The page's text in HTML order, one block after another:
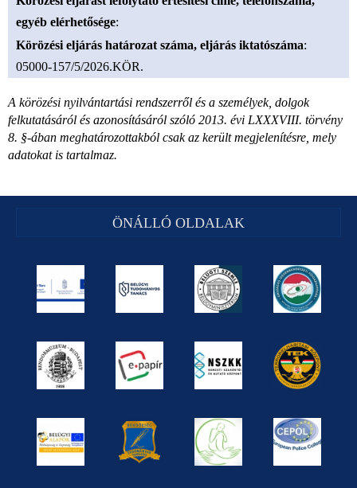
egyéb elérhetősége:
Körözési eljárás határozat száma, eljárás iktatószáma:
05000-157/5/2026.KÖR.
A körözési nyilvántartási rendszerről és a személyek, dolgok
felkutatásáról és azonosításáról szóló 2013. évi LXXXVIII. törvény
8. §-ában meghatározottakból csak az került megjelenítésre, mely
adatokat is tartalmaz.
ÖNÁLLÓ OLDALAK